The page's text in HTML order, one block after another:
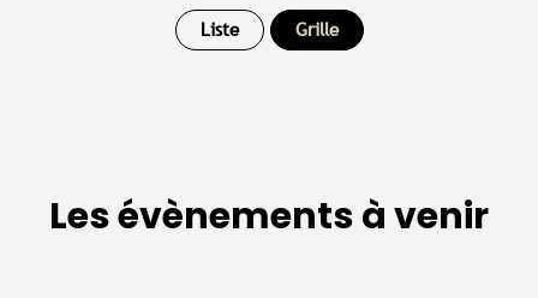
Liste Grille
Les évènements à venir